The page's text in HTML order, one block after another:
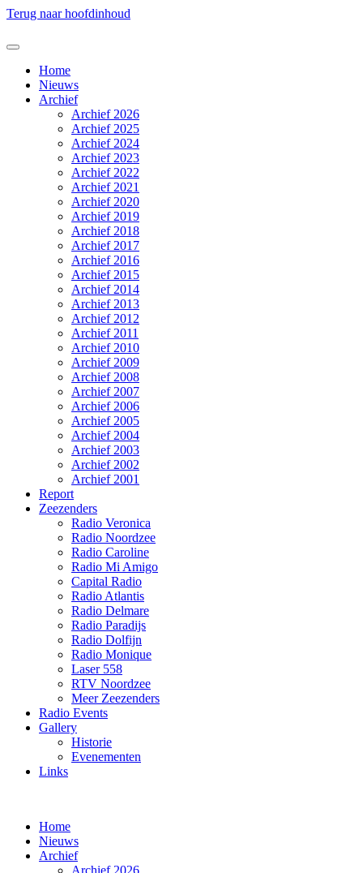
Terug naar hoofdinhoud
Home
Nieuws
Archief
Archief 2026
Archief 2025
Archief 2024
Archief 2023
Archief 2022
Archief 2021
Archief 2020
Archief 2019
Archief 2018
Archief 2017
Archief 2016
Archief 2015
Archief 2014
Archief 2013
Archief 2012
Archief 2011
Archief 2010
Archief 2009
Archief 2008
Archief 2007
Archief 2006
Archief 2005
Archief 2004
Archief 2003
Archief 2002
Archief 2001
Report
Zeezenders
Radio Veronica
Radio Noordzee
Radio Caroline
Radio Mi Amigo
Capital Radio
Radio Atlantis
Radio Delmare
Radio Paradijs
Radio Dolfijn
Radio Monique
Laser 558
RTV Noordzee
Meer Zeezenders
Radio Events
Gallery
Historie
Evenementen
Links
Home
Nieuws
Archief
Archief 2026